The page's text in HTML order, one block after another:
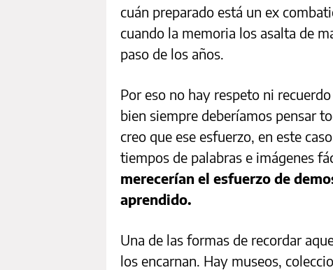
cuán preparado está un ex
cuando la memoria los asalta de
paso de los años.
Por eso no hay respeto ni
bien siempre deberíamos pensar
creo que ese esfuerzo, en este
tiempos de palabras e imágenes
merecerían el esfuerzo de
aprendido.
Una de las formas de recordar
los encarnan. Hay museos,